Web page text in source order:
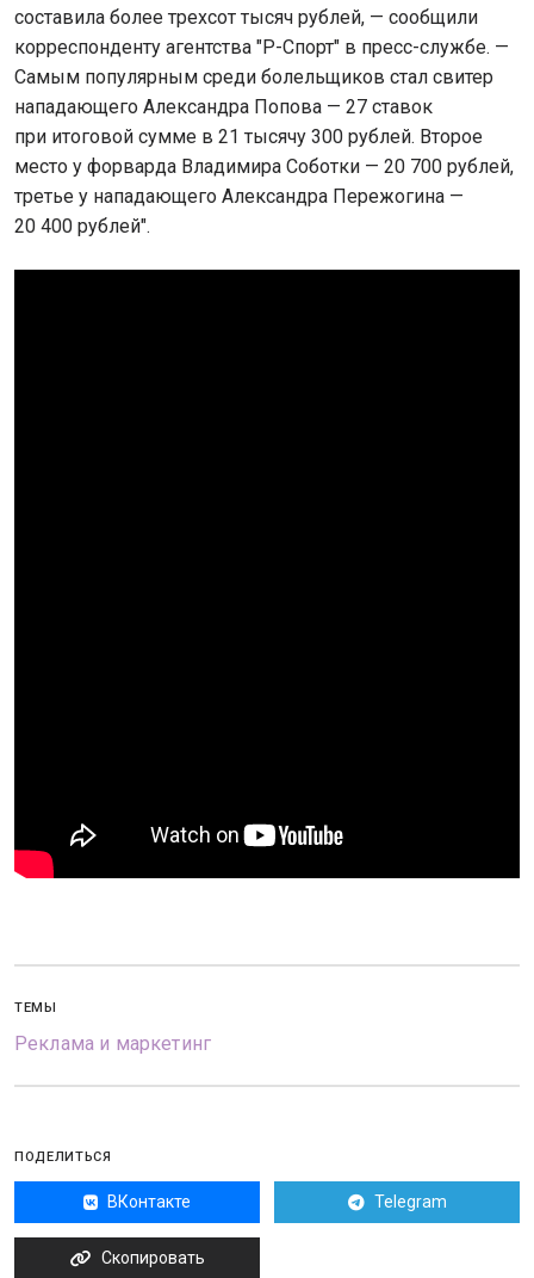
составила более трехсот тысяч рублей, — сообщили
корреспонденту агентства "Р-Спорт" в пресс-службе. —
Самым популярным среди болельщиков стал свитер
нападающего Александра Попова — 27 ставок
при итоговой сумме в 21 тысячу 300 рублей. Второе
место у форварда Владимира Соботки — 20 700 рублей,
третье у нападающего Александра Пережогина —
20 400 рублей".
ТЕМЫ
Реклама и маркетинг
ПОДЕЛИТЬСЯ
ВКонтакте Telegram
Скопировать